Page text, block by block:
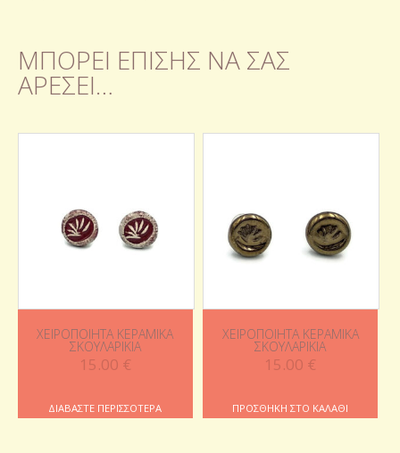
ΜΠΟΡΕΊ ΕΠΊΣΗΣ ΝΑ ΣΑΣ
ΑΡΈΣΕΙ…
ΧΕΙΡΟΠΟΊΗΤΑ ΚΕΡΑΜΙΚΆ
ΣΚΟΥΛΑΡΊΚΙΑ
15.00 €
ΔΙΑΒΆΣΤΕ ΠΕΡΙΣΣΌΤΕΡΑ
ΧΕΙΡΟΠΟΊΗΤΑ ΚΕΡΑΜΙΚΆ
ΣΚΟΥΛΑΡΊΚΙΑ
15.00 €
ΠΡΟΣΘΉΚΗ ΣΤΟ ΚΑΛΆΘΙ